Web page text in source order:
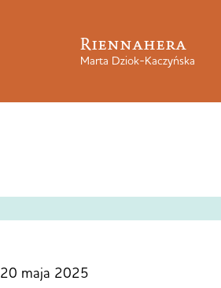
Riennahera
Marta Dziok-Kaczyńska
20 maja 2025